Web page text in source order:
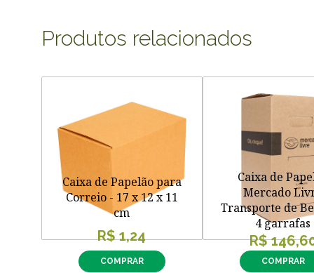
Produtos relacionados
Caixa de Papelão para
Correio - 17 x 12 x 11
cm
R$ 1,24
COMPRAR
Caixa de
Mercado
Transporte de
4 garrafas
R$
COMPRAR